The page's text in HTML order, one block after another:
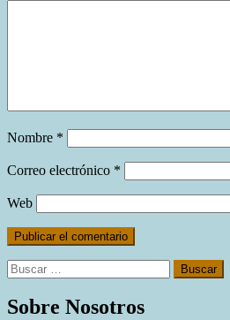
Nombre *
Correo electrónico *
Web
Buscar:
Sobre Nosotros